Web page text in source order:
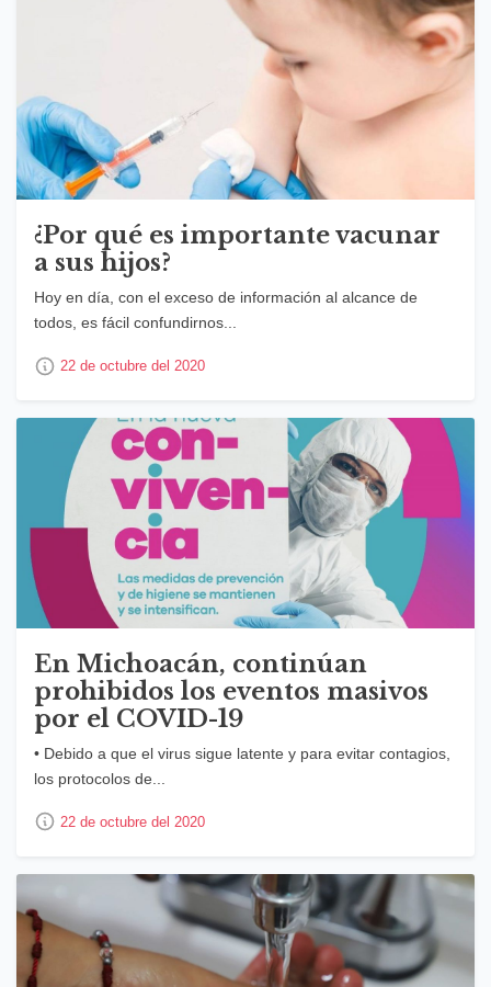
¿Por qué es importante vacunar
a sus hijos?
Hoy en día, con el exceso de información al alcance de
todos, es fácil confundirnos...
22 de octubre del 2020
En Michoacán, continúan
prohibidos los eventos masivos
por el COVID-19
• Debido a que el virus sigue latente y para evitar contagios,
los protocolos de...
22 de octubre del 2020